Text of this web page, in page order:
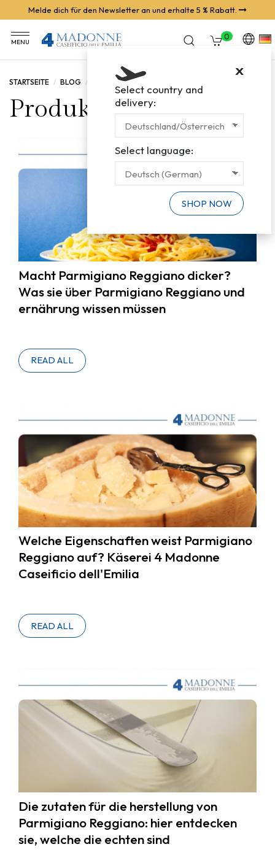
Melde dich für den Newsletter an und erhalte 5 % Rabatt.
MENU
0
X
Select country and
delivery:
Select language:
SHOP NOW
STARTSEITE BLOG PRODUKTE
Produkte
Macht Parmigiano Reggiano dicker?
Was sie über Parmigiano Reggiano und
ernährung wissen müssen
READ ALL
Welche Eigenschaften weist Parmigiano
Reggiano auf? Käserei 4 Madonne
Caseificio dell'Emilia
READ ALL
Die zutaten für die herstellung von
Parmigiano Reggiano: hier entdecken
sie, welche die echten sind